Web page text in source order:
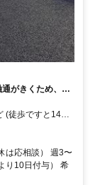
がきくため、自
は応相談） 週3〜
り10日付与） 希